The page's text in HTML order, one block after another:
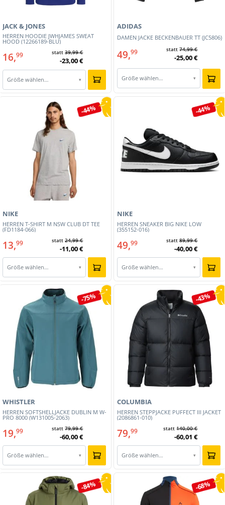
HERREN HOODIE JWHJAMES SWEAT
HOOD (12266189-BLU)
JACK & JONES
16,99 statt39,99 €
-23,00 €
Größe wählen… ▾
DAMEN JACKE BECKENBAUER TT (JC5806)
ADIDAS
49,99 statt74,99 €
-25,00 €
Größe wählen… ▾
-44%
HERREN T-SHIRT M NSW CLUB DT TEE
(FD1184-066)
NIKE
13,99 statt24,99 €
-11,00 €
Größe wählen… ▾
-44%
HERREN SNEAKER BIG NIKE LOW
(355152-016)
NIKE
49,99 statt89,99 €
-40,00 €
Größe wählen… ▾
-75%
HERREN SOFTSHELLJACKE DUBLIN M W-
PRO 8000 (W131005-2063)
WHISTLER
19,99 statt79,99 €
-60,00 €
Größe wählen… ▾
-43%
HERREN STEPPJACKE PUFFECT III JACKET
(2086861-010)
COLUMBIA
79,99 statt140,00 €
-60,01 €
Größe wählen… ▾
-84% -68%